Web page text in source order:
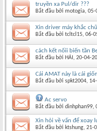
truyền xa Pul/dir ???
Bắt đầu bởi motogia‎, 05-
Xin driver máy khắc
Bắt đầu bởi tcltcl15‎, 06-
cách kết nốii biến tần
Bắt đầu bởi HẢI ‎, 20-04-
Cái AMAT này là cái
Bắt đầu bởi spkt2004‎,
Ac servo
Bắt đầu bởi dinhphan99‎,
Xin hỏi về vấn để xoay
Bắt đầu bởi ktshung‎, 21-